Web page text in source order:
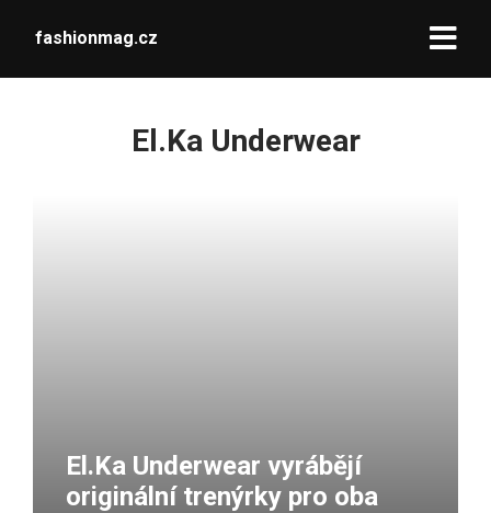
fashionmag.cz
El.Ka Underwear
El.Ka Underwear vyrábějí
originální trenýrky pro oba